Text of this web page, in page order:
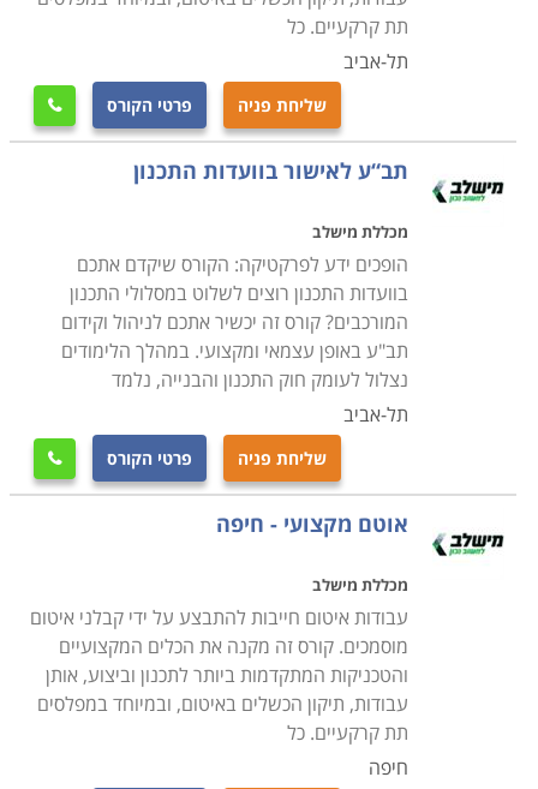
תת קרקעיים. כל
תל-אביב
שליחת פניה פרטי הקורס 
תב“ע לאישור בוועדות התכנון
מכללת מישלב
הופכים ידע לפרקטיקה: הקורס שיקדם אתכם
בוועדות התכנון רוצים לשלוט במסלולי התכנון
המורכבים? קורס זה יכשיר אתכם לניהול וקידום
תב"ע באופן עצמאי ומקצועי. במהלך הלימודים
נצלול לעומק חוק התכנון והבנייה, נלמד
תל-אביב
שליחת פניה פרטי הקורס 
אוטם מקצועי - חיפה
מכללת מישלב
עבודות איטום חייבות להתבצע על ידי קבלני איטום
מוסמכים. קורס זה מקנה את הכלים המקצועיים
והטכניקות המתקדמות ביותר לתכנון וביצוע, אותן
עבודות, תיקון הכשלים באיטום, ובמיוחד במפלסים
תת קרקעיים. כל
חיפה